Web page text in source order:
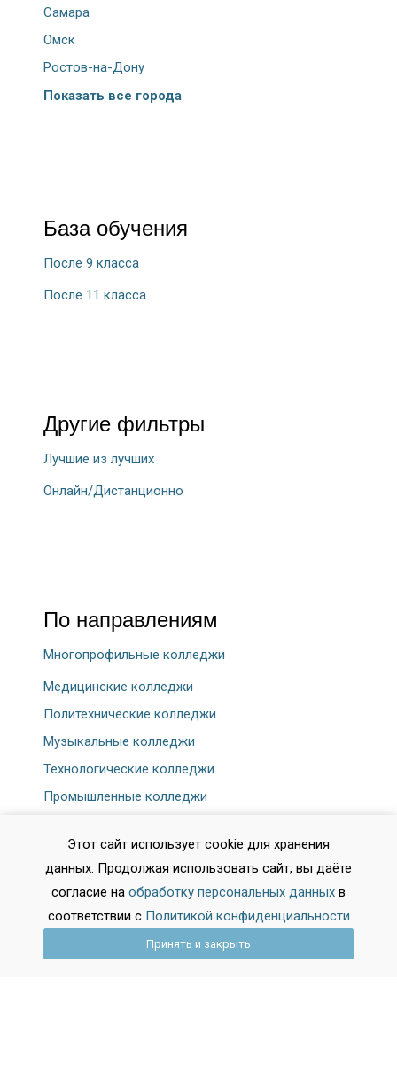
Самара
Омск
Ростов-на-Дону
Показать все города
База обучения
После 9 класса
После 11 класса
Другие фильтры
Лучшие из лучших
Онлайн/Дистанционно
По направлениям
Многопрофильные колледжи
Медицинские колледжи
Политехнические колледжи
Музыкальные колледжи
Технологические колледжи
Промышленные колледжи
Колледжи дизайна
Колледжи транспорта
Аграрные колледжи
Экономические колледжи
Этот сайт использует cookie для хранения
данных. Продолжая использовать сайт, вы даёте
согласие на обработку персональных данных в
соответствии с Политикой конфиденциальности
Принять и закрыть